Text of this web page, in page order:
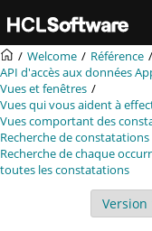
Aller au contenu
Welcome
Référence
API d'accès aux données
Vues et fenêtres
Vues qui vous aident à
Vues comportant des
Recherche de constatations
Recherche de chaque
toutes les constatations